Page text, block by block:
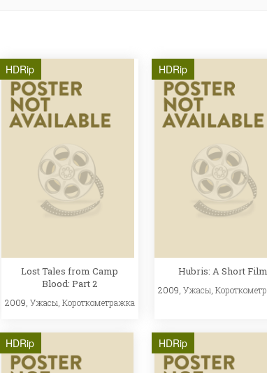
HDRip
Lost Tales from Camp
Blood: Part 2
2009, Ужасы Короткометражка
HDRip
Hubris: A Short Film
2009, Ужасы
HDRip HDRip